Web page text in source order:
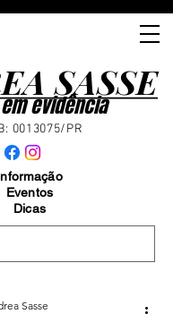
SASSE
SASSE
evidência
0013075/PR
Eventos
Dicas
Sasse